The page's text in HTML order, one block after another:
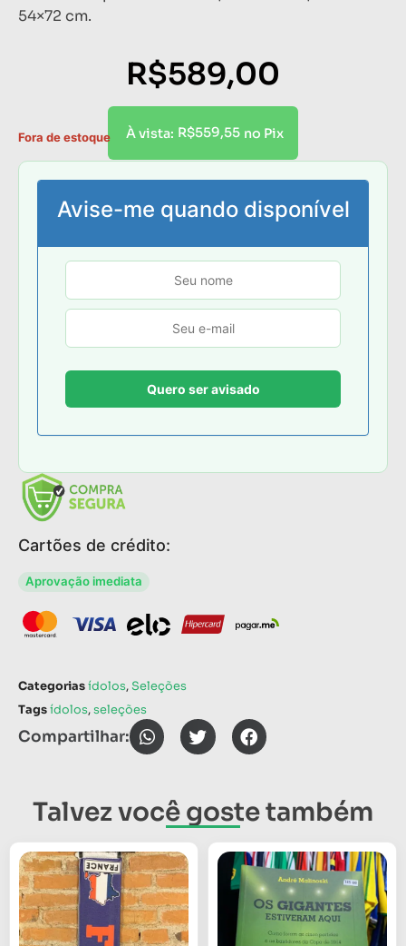
54×72 cm.
R$589,00
À vista: R$559,55 no Pix
Fora de estoque
Avise-me quando disponível
Cartões de crédito:
Aprovação imediata
Categoriasídolos,Seleções
Tagsídolos,seleções
Compartilhar:
Talvez você goste também